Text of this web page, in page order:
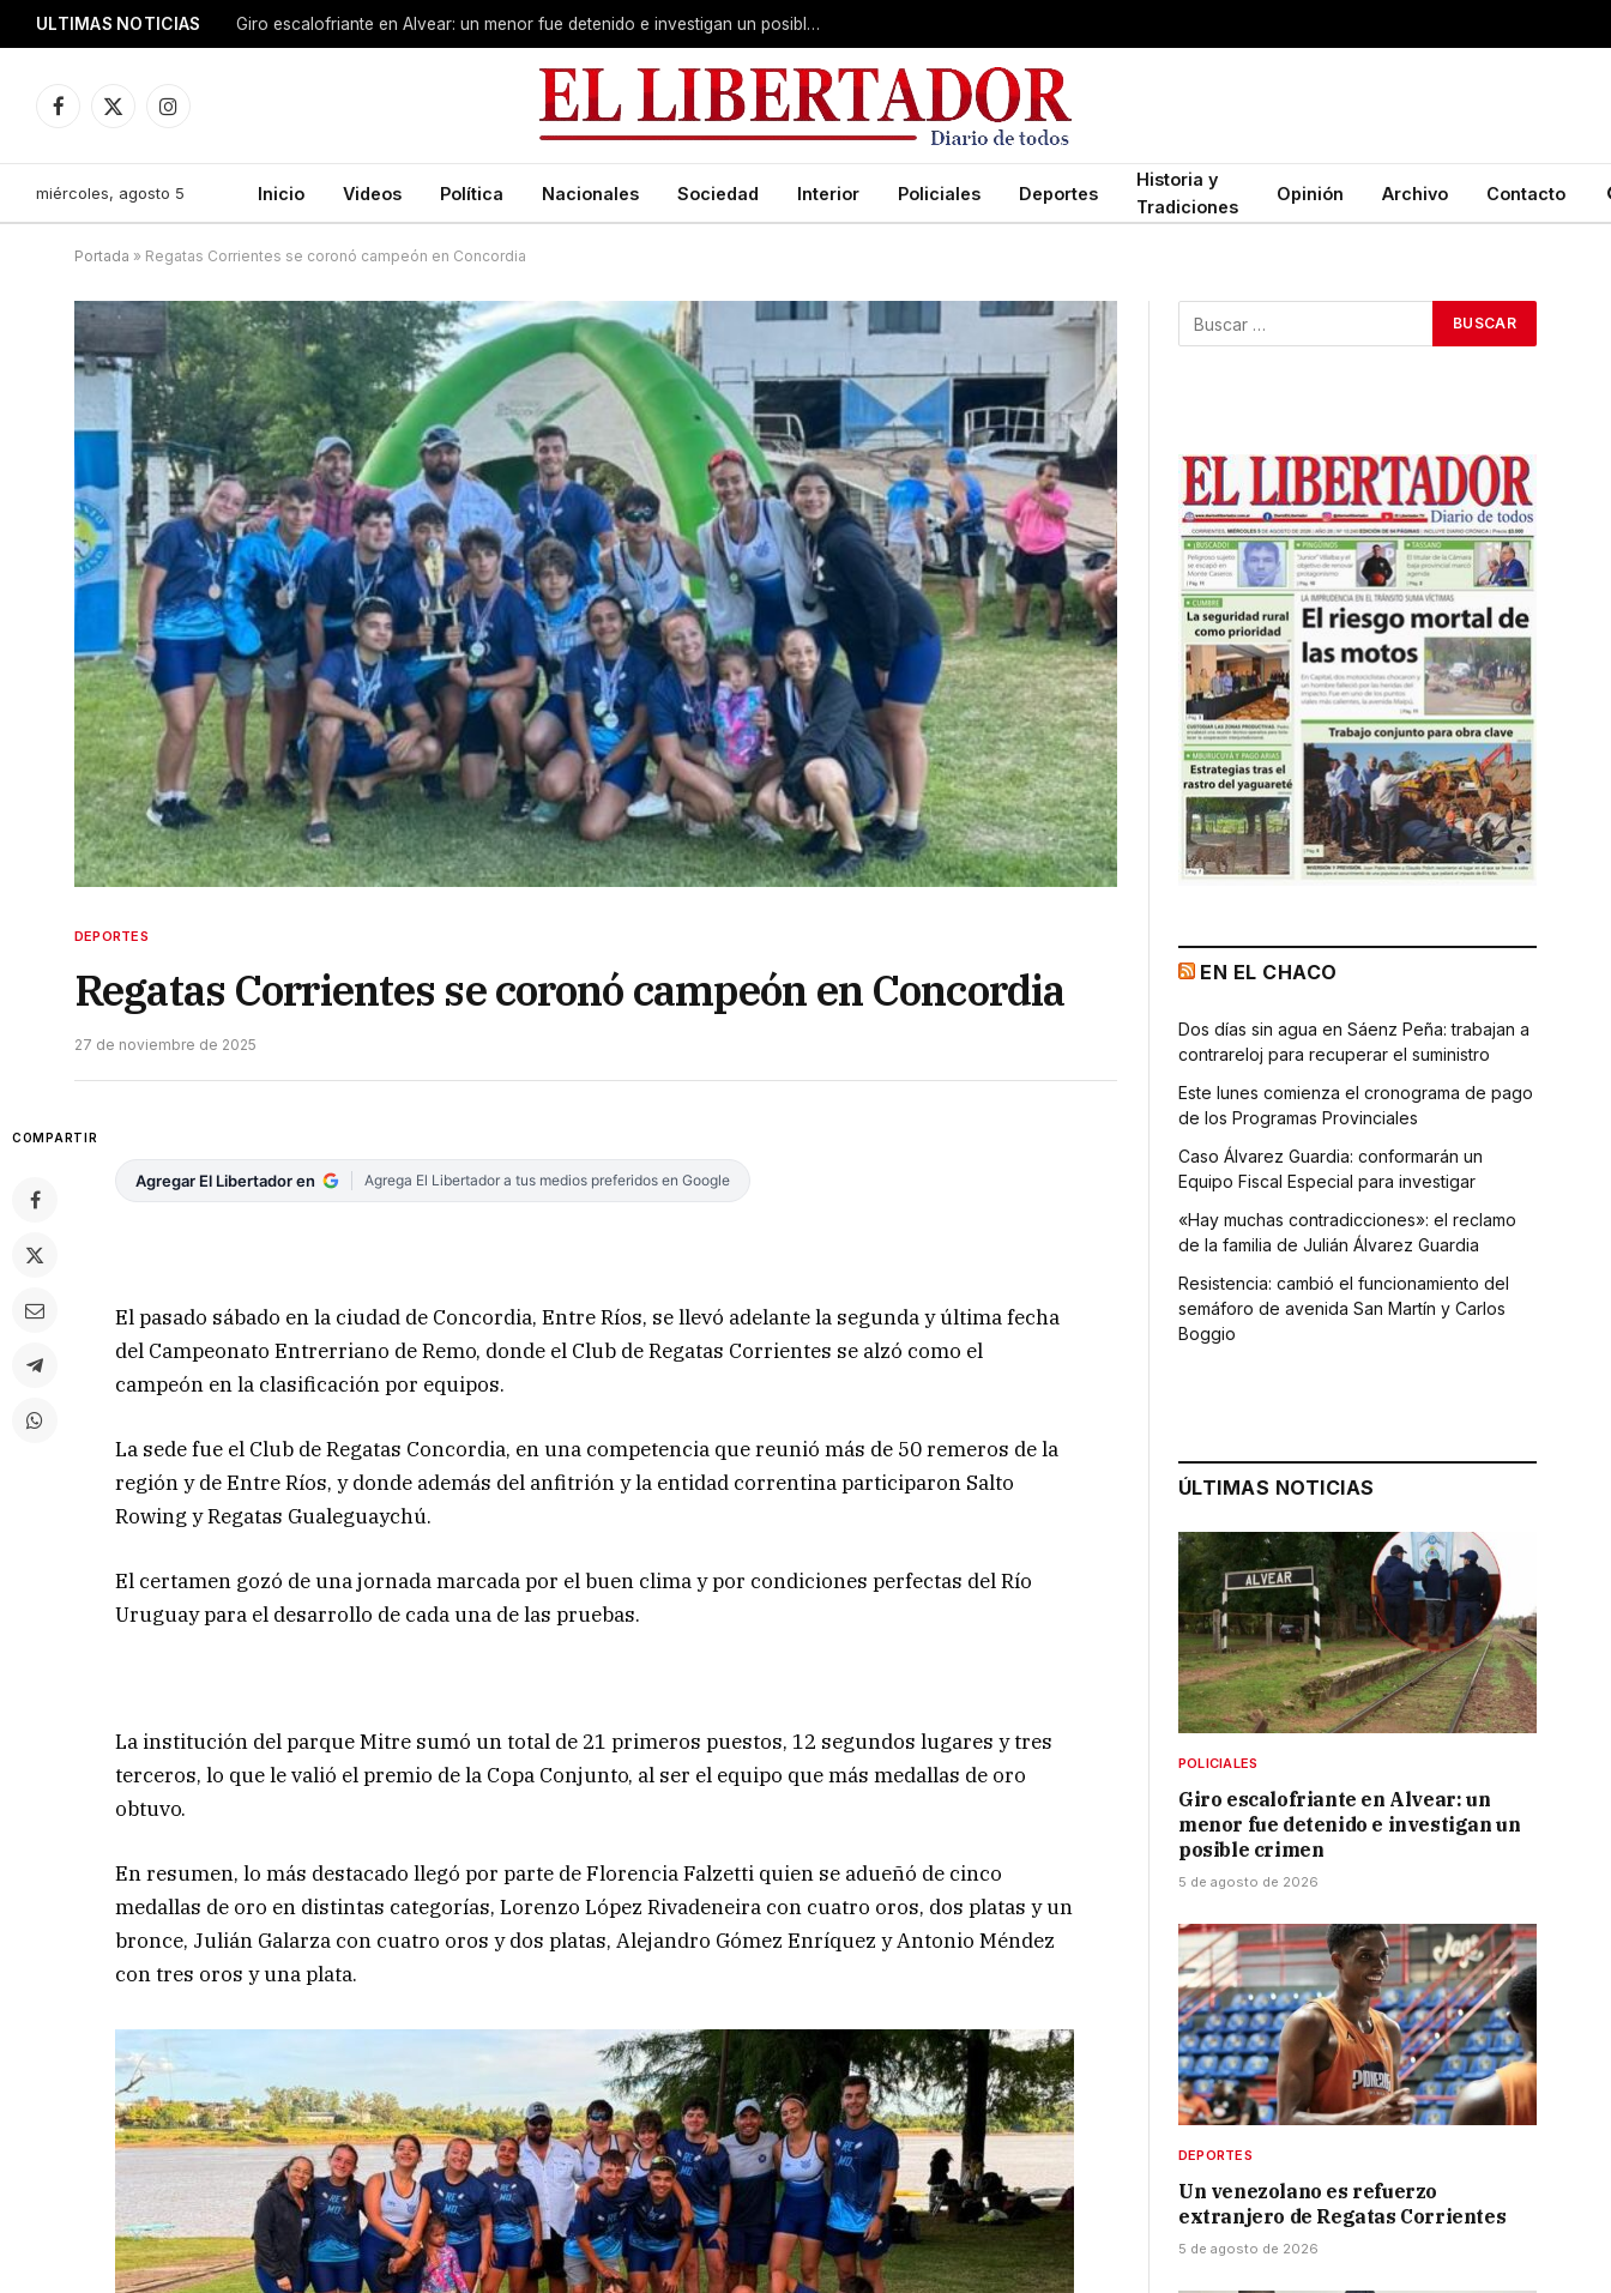
ULTIMAS NOTICIAS Giro escalofriante en Alvear: un menor fue detenido e investigan un posible crimen
Facebook
X
Instagram
miércoles, agosto 5 Inicio Videos Política Nacionales Sociedad Interior Policiales Deportes
Historia y
Tradiciones
Opinión Archivo Contacto
Portada » Regatas Corrientes se coronó campeón en Concordia
DEPORTES
Regatas Corrientes se coronó campeón en Concordia
27 de noviembre de 2025
COMPARTIR
Agregar El Libertador en Agrega El Libertador a tus medios preferidos en Google
El pasado sábado en la ciudad de Concordia, Entre Ríos, se llevó adelante la segunda y última fecha
del Campeonato Entrerriano de Remo, donde el Club de Regatas Corrientes se alzó como el
campeón en la clasificación por equipos.
La sede fue el Club de Regatas Concordia, en una competencia que reunió más de 50 remeros de la
región y de Entre Ríos, y donde además del anfitrión y la entidad correntina participaron Salto
Rowing y Regatas Gualeguaychú.
El certamen gozó de una jornada marcada por el buen clima y por condiciones perfectas del Río
Uruguay para el desarrollo de cada una de las pruebas.
La institución del parque Mitre sumó un total de 21 primeros puestos, 12 segundos lugares y tres
terceros, lo que le valió el premio de la Copa Conjunto, al ser el equipo que más medallas de oro
obtuvo.
En resumen, lo más destacado llegó por parte de Florencia Falzetti quien se adueñó de cinco
medallas de oro en distintas categorías, Lorenzo López Rivadeneira con cuatro oros, dos platas y un
bronce, Julián Galarza con cuatro oros y dos platas, Alejandro Gómez Enríquez y Antonio Méndez
con tres oros y una plata.
EN EL CHACO
Dos días sin agua en Sáenz Peña: trabajan a
contrareloj para recuperar el suministro
Este lunes comienza el cronograma de pago
de los Programas Provinciales
Caso Álvarez Guardia: conformarán un
Equipo Fiscal Especial para investigar
«Hay muchas contradicciones»: el reclamo
de la familia de Julián Álvarez Guardia
Resistencia: cambió el funcionamiento del
semáforo de avenida San Martín y Carlos
Boggio
ÚLTIMAS NOTICIAS
POLICIALES
Giro escalofriante en Alvear: un
menor fue detenido e investigan un
posible crimen
5 de agosto de 2026
DEPORTES
Un venezolano es refuerzo
extranjero de Regatas Corrientes
5 de agosto de 2026